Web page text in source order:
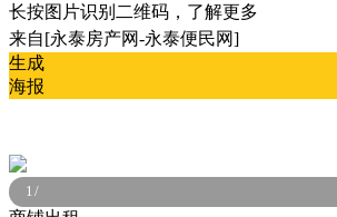
长按图片识别二维码，了解更多
来自[永泰房产网-永泰便民网]
生成
海报
1/